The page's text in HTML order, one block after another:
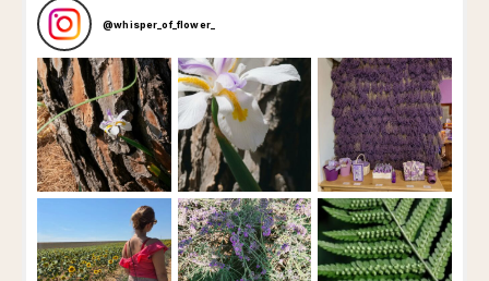
@whisper_of_flower_